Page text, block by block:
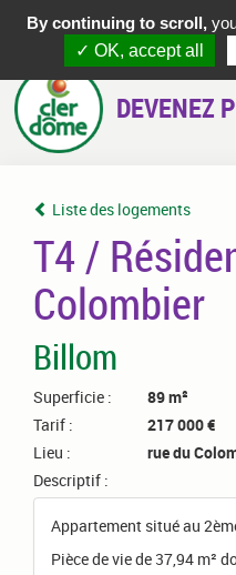
DEVENEZ
Liste des logements
T4 /
Colombier
Billom
Superficie :
89 m²
Tarif :
217 000 €
Lieu :
rue du
Descriptif :
Appartement situé au
Pièce de vie de 37,94 m²
By continuing to scroll,
✓ OK, accept all